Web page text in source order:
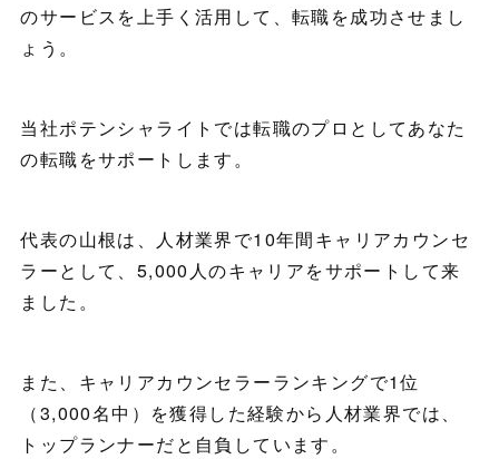
のサービスを上手く活用して、転職を成功させまし
ょう。
当社ポテンシャライトでは転職のプロとしてあなた
の転職をサポートします。
代表の山根は、人材業界で10年間キャリアカウンセ
ラーとして、5,000人のキャリアをサポートして来
ました。
また、キャリアカウンセラーランキングで1位
（3,000名中）を獲得した経験から人材業界では、
トップランナーだと自負しています。